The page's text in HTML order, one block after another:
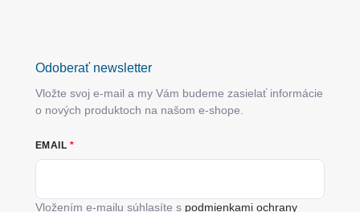
Odoberať newsletter
Vložte svoj e-mail a my Vám budeme zasielať informácie
o nových produktoch na našom e-shope.
EMAIL
Vložením e-mailu súhlasíte s podmienkami ochrany